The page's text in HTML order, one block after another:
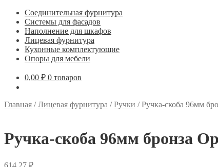
Соединительная фурнитура
Системы для фасадов
Наполнение для шкафов
Лицевая фурнитура
Кухонные комплектующие
Опоры для мебели
0,00 ₽ 0 товаров
Главная /Лицевая фурнитура /Ручки /Ручка-скоба 96мм
Ручка-скоба 96мм бронза
614,27 ₽